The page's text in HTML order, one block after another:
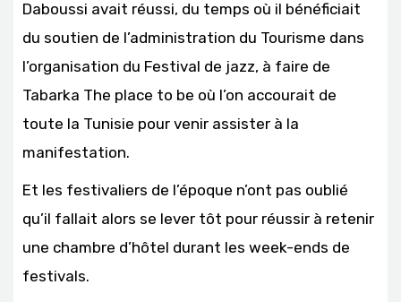
Daboussi avait réussi, du temps où il bénéficiait
du soutien de l’administration du Tourisme dans
l’organisation du Festival de jazz, à faire de
Tabarka The place to be où l’on accourait de
toute la Tunisie pour venir assister à la
manifestation.
Et les festivaliers de l’époque n’ont pas oublié
qu’il fallait alors se lever tôt pour réussir à retenir
une chambre d’hôtel durant les week-ends de
festivals.